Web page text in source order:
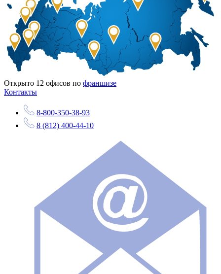
Открыто 12 офисов по франшизе
Контакты
8-800-350-38-93
8 (812) 400-44-10